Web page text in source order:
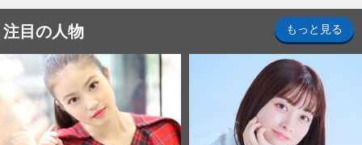
注目の人物 もっと見る